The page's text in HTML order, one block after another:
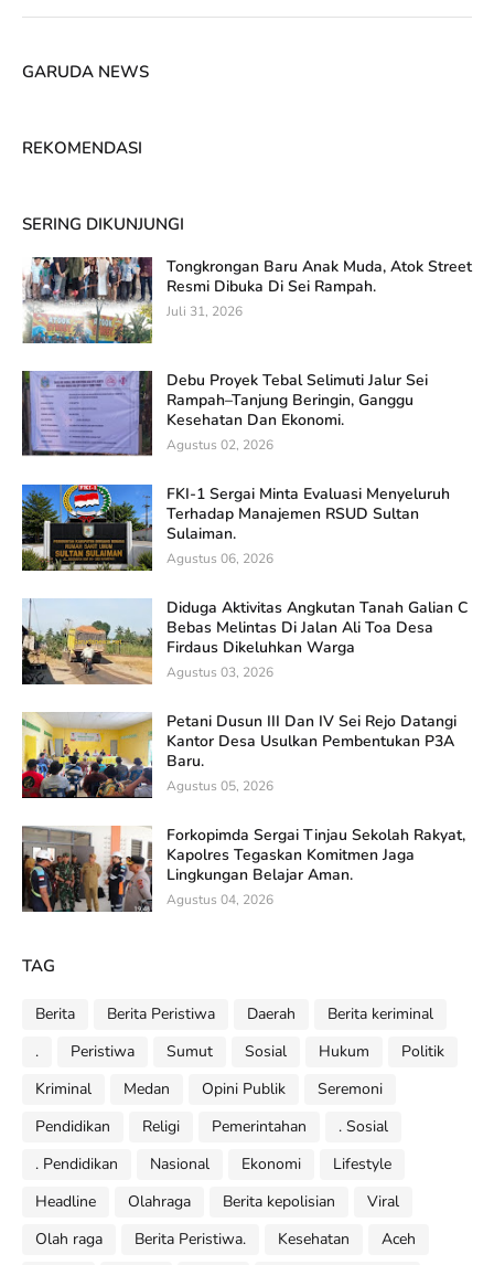
GARUDA NEWS
REKOMENDASI
SERING DIKUNJUNGI
Tongkrongan Baru Anak Muda, Atok Street
Resmi Dibuka Di Sei Rampah.
Juli 31, 2026
Debu Proyek Tebal Selimuti Jalur Sei
Rampah–Tanjung Beringin, Ganggu
Kesehatan Dan Ekonomi.
Agustus 02, 2026
FKI-1 Sergai Minta Evaluasi Menyeluruh
Terhadap Manajemen RSUD Sultan
Sulaiman.
Agustus 06, 2026
Diduga Aktivitas Angkutan Tanah Galian C
Bebas Melintas Di Jalan Ali Toa Desa
Firdaus Dikeluhkan Warga
Agustus 03, 2026
Petani Dusun III Dan IV Sei Rejo Datangi
Kantor Desa Usulkan Pembentukan P3A
Baru.
Agustus 05, 2026
Forkopimda Sergai Tinjau Sekolah Rakyat,
Kapolres Tegaskan Komitmen Jaga
Lingkungan Belajar Aman.
Agustus 04, 2026
TAG
Berita Berita Peristiwa Daerah
Berita keriminal
.
Peristiwa Sumut Sosial Hukum
Politik
Kriminal
Medan Opini Publik
Seremoni
Pendidikan
Religi Pemerintahan
. Sosial
. Pendidikan
Nasional Ekonomi
Lifestyle
Headline
Olahraga Berita kepolisian
Viral
Olah raga
Berita Peristiwa. Kesehatan
Aceh